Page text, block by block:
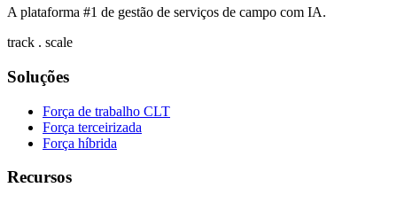
A plataforma #1 de gestão de serviços de campo com IA.
track . scale
Soluções
Força de trabalho CLT
Força terceirizada
Força híbrida
Recursos